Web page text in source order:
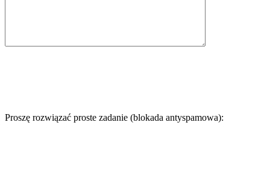
Proszę rozwiązać proste zadanie (blokada antyspamowa):